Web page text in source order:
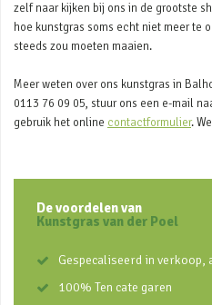
zelf naar kijken bij ons in de grootste
hoe kunstgras soms echt niet meer te
steeds zou moeten maaien.
Meer weten over ons kunstgras in
0113 76 09 05, stuur ons een e-mail
gebruik het online contactformulier.
De voordelen van
Kunstgras van der Poel
Gespecaliseerd in verkoop,
100% Ten cate garen